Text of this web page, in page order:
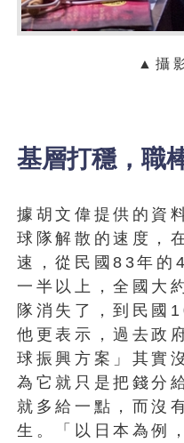
▲攝
基層打穩，職
據胡文偉提供的資
球隊解散的速度，
速，從民國83年的
一半以上，全國大
隊消失了，到民國
他更表示，過去政
球振興方案」其實
為它就只是把錢分
就多給一點，而沒
生。「以日本為例